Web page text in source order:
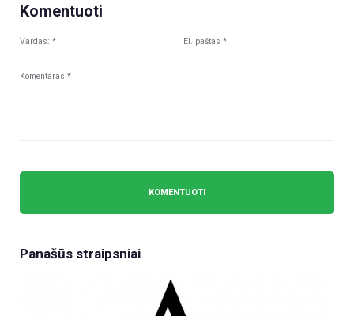
Komentuoti
Panašūs straipsniai